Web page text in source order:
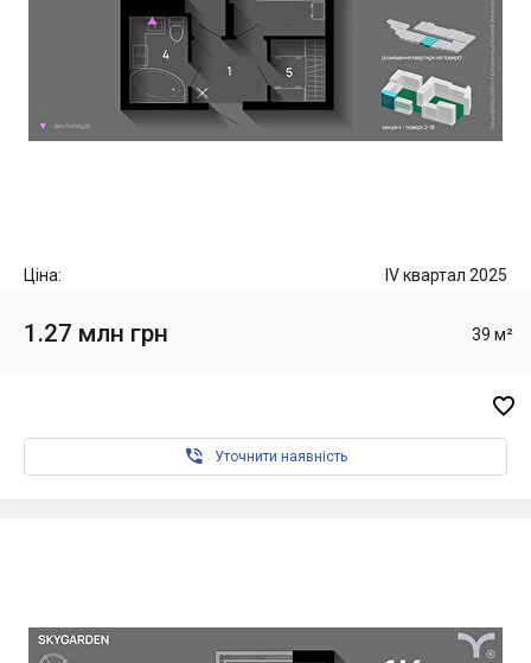
Ціна: IV квартал 2025
1.27 млн грн 39 м²

 Уточнити наявність